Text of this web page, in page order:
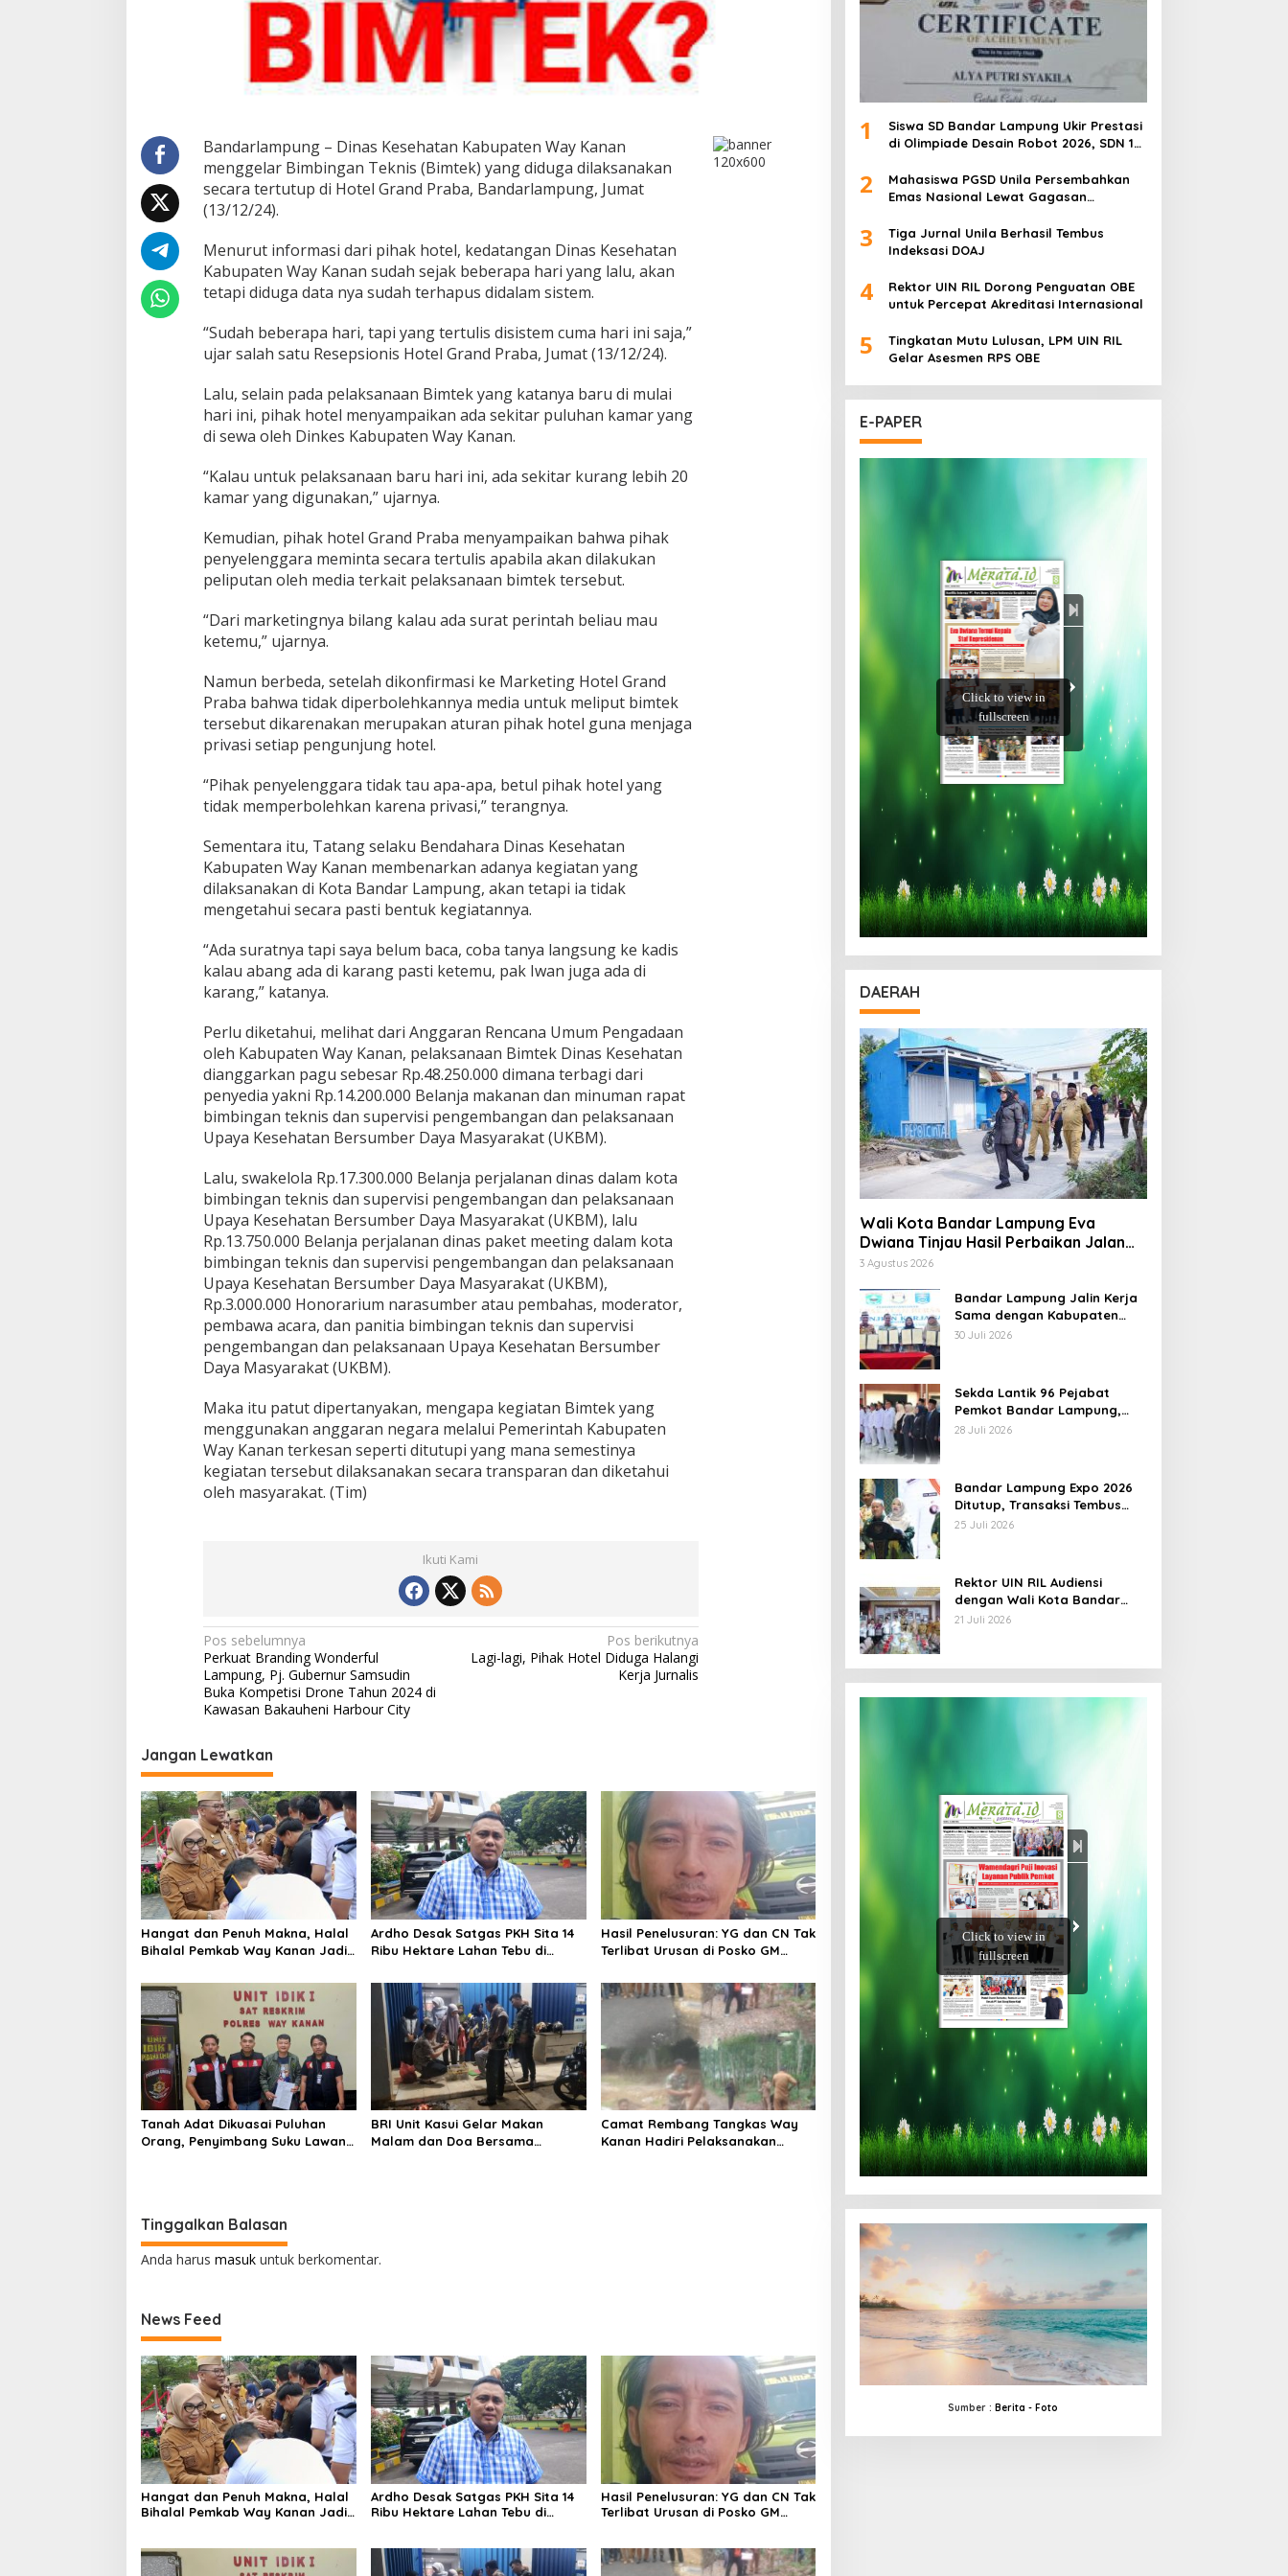
i
k
T
e
t
u
p
A
d
a
p
a
?
Bandarlampung – Dinas Kesehatan Kabupaten Way Kanan
menggelar Bimbingan Teknis (Bimtek) yang diduga dilaksanakan
secara tertutup di Hotel Grand Praba, Bandarlampung, Jumat
(13/12/24).
Menurut informasi dari pihak hotel, kedatangan Dinas Kesehatan
Kabupaten Way Kanan sudah sejak beberapa hari yang lalu, akan
tetapi diduga data nya sudah terhapus didalam sistem.
“Sudah beberapa hari, tapi yang tertulis disistem cuma hari ini saja,”
ujar salah satu Resepsionis Hotel Grand Praba, Jumat (13/12/24).
Lalu, selain pada pelaksanaan Bimtek yang katanya baru di mulai
hari ini, pihak hotel menyampaikan ada sekitar puluhan kamar yang
di sewa oleh Dinkes Kabupaten Way Kanan.
“Kalau untuk pelaksanaan baru hari ini, ada sekitar kurang lebih 20
kamar yang digunakan,” ujarnya.
Kemudian, pihak hotel Grand Praba menyampaikan bahwa pihak
penyelenggara meminta secara tertulis apabila akan dilakukan
peliputan oleh media terkait pelaksanaan bimtek tersebut.
“Dari marketingnya bilang kalau ada surat perintah beliau mau
ketemu,” ujarnya.
Namun berbeda, setelah dikonfirmasi ke Marketing Hotel Grand
Praba bahwa tidak diperbolehkannya media untuk meliput bimtek
tersebut dikarenakan merupakan aturan pihak hotel guna menjaga
privasi setiap pengunjung hotel.
“Pihak penyelenggara tidak tau apa-apa, betul pihak hotel yang
tidak memperbolehkan karena privasi,” terangnya.
Sementara itu, Tatang selaku Bendahara Dinas Kesehatan
Kabupaten Way Kanan membenarkan adanya kegiatan yang
dilaksanakan di Kota Bandar Lampung, akan tetapi ia tidak
mengetahui secara pasti bentuk kegiatannya.
“Ada suratnya tapi saya belum baca, coba tanya langsung ke kadis
kalau abang ada di karang pasti ketemu, pak Iwan juga ada di
karang,” katanya.
Perlu diketahui, melihat dari Anggaran Rencana Umum Pengadaan
oleh Kabupaten Way Kanan, pelaksanaan Bimtek Dinas Kesehatan
dianggarkan pagu sebesar Rp.48.250.000 dimana terbagi dari
penyedia yakni Rp.14.200.000 Belanja makanan dan minuman rapat
bimbingan teknis dan supervisi pengembangan dan pelaksanaan
Upaya Kesehatan Bersumber Daya Masyarakat (UKBM).
Lalu, swakelola Rp.17.300.000 Belanja perjalanan dinas dalam kota
bimbingan teknis dan supervisi pengembangan dan pelaksanaan
Upaya Kesehatan Bersumber Daya Masyarakat (UKBM), lalu
Rp.13.750.000 Belanja perjalanan dinas paket meeting dalam kota
bimbingan teknis dan supervisi pengembangan dan pelaksanaan
Upaya Kesehatan Bersumber Daya Masyarakat (UKBM),
Rp.3.000.000 Honorarium narasumber atau pembahas, moderator,
pembawa acara, dan panitia bimbingan teknis dan supervisi
pengembangan dan pelaksanaan Upaya Kesehatan Bersumber
Daya Masyarakat (UKBM).
Maka itu patut dipertanyakan, mengapa kegiatan Bimtek yang
menggunakan anggaran negara melalui Pemerintah Kabupaten
Way Kanan terkesan seperti ditutupi yang mana semestinya
kegiatan tersebut dilaksanakan secara transparan dan diketahui
oleh masyarakat. (Tim)
Ikuti Kami
N
a
v
g
a
s
i
p
o
s
Pos sebelumnya
Perkuat Branding Wonderful
Lampung, Pj. Gubernur Samsudin
Buka Kompetisi Drone Tahun 2024 di
Kawasan Bakauheni Harbour City
Pos berikutnya
Lagi-lagi, Pihak Hotel Diduga Halangi
Kerja Jurnalis
Jangan Lewatkan
Hangat dan Penuh Makna, Halal
Bihalal Pemkab Way Kanan Jadi
Ardho Desak Satgas PKH Sita 14
Ribu Hektare Lahan Tebu di
Berperkara
Hasil Penelusuran: YG dan CN Tak
Terlibat Urusan di Posko GM
Tanah Adat Dikuasai Puluhan
Orang, Penyimbang Suku Lawang
BRI Unit Kasui Gelar Makan
Malam dan Doa Bersama
Camat Rembang Tangkas Way
Kanan Hadiri Pelaksanakan
Tinggalkan Balasan
Anda harus masuk untuk berkomentar.
News Feed
Hangat dan Penuh Makna, Halal
Bihalal Pemkab Way Kanan Jadi
Ardho Desak Satgas PKH Sita 14
Ribu Hektare Lahan Tebu di
Hasil Penelusuran: YG dan CN Tak
Terlibat Urusan di Posko GM
1
Siswa SD Bandar Lampung Ukir Prestasi
di Olimpiade Desain Robot 2026, SDN 1
Sukarame Dua Sabet Perak
2
Mahasiswa PGSD Unila Persembahkan
Emas Nasional Lewat Gagasan
3
Tiga Jurnal Unila Berhasil Tembus
Indeksasi DOAJ
4
Rektor UIN RIL Dorong Penguatan OBE
untuk Percepat Akreditasi Internasional
5
Tingkatan Mutu Lulusan, LPM UIN RIL
Gelar Asesmen RPS OBE
E-PAPER
DAERAH
Wali Kota Bandar Lampung Eva
Dwiana Tinjau Hasil Perbaikan Jalan
Wala Kuba di Way Laga
3 Agustus 2026
Bandar Lampung Jalin Kerja
Sama dengan Kabupaten
Solok, Perkuat Ketahanan
30 Juli 2026
Sekda Lantik 96 Pejabat
Pemkot Bandar Lampung,
Rotasi Sentuh Camat hingga
28 Juli 2026
Bandar Lampung Expo 2026
Ditutup, Transaksi Tembus
Rp3,1 Miliar, UMKM Kuliner
25 Juli 2026
Rektor UIN RIL Audiensi
dengan Wali Kota Bandar
Lampung, Siap Terjunkan
21 Juli 2026
Sumber : Berita - Foto